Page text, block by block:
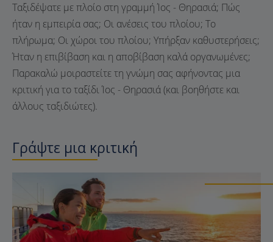
Ταξιδέψατε με πλοίο στη γραμμή Ίος - Θηρασιά; Πώς
ήταν η εμπειρία σας; Οι ανέσεις του πλοίου; Το
πλήρωμα; Οι χώροι του πλοίου; Υπήρξαν καθυστερήσεις;
Ήταν η επιβίβαση και η αποβίβαση καλά οργανωμένες;
Παρακαλώ μοιραστείτε τη γνώμη σας αφήνοντας μια
κριτική για το ταξίδι Ίος - Θηρασιά (και βοηθήστε και
άλλους ταξιδιώτες).
Γράψτε μια κριτική